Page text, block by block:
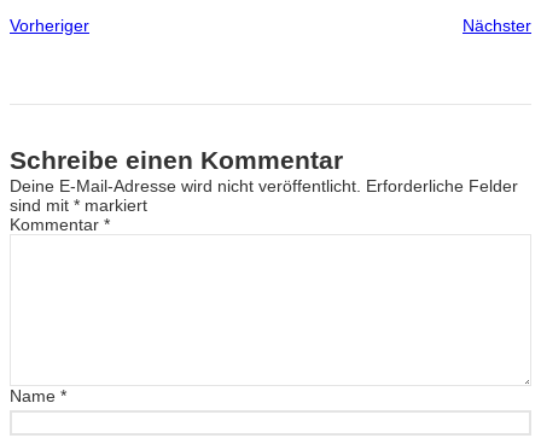
Vorheriger Nächster
Schreibe einen Kommentar
Deine E-Mail-Adresse wird nicht veröffentlicht. Erforderliche Felder
sind mit * markiert
Kommentar *
Name *